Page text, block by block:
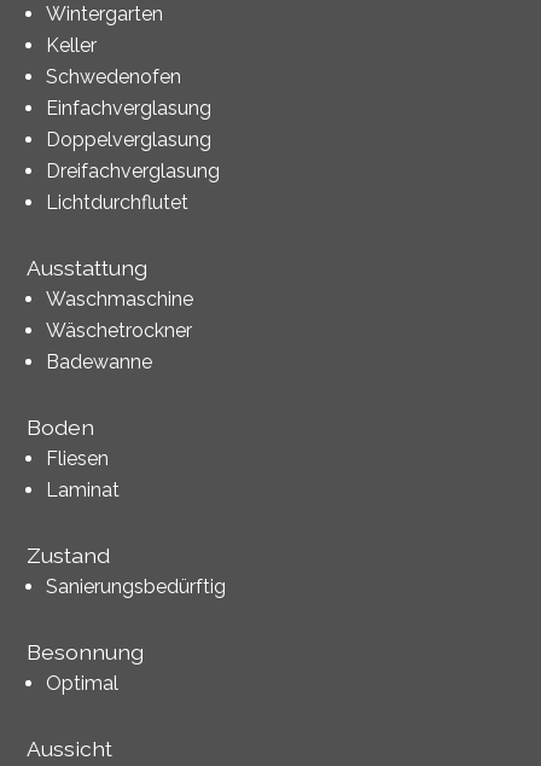
Wintergarten
Keller
Schwedenofen
Einfachverglasung
Doppelverglasung
Dreifachverglasung
Lichtdurchflutet
Ausstattung
Waschmaschine
Wäschetrockner
Badewanne
Boden
Fliesen
Laminat
Zustand
Sanierungsbedürftig
Besonnung
Optimal
Aussicht